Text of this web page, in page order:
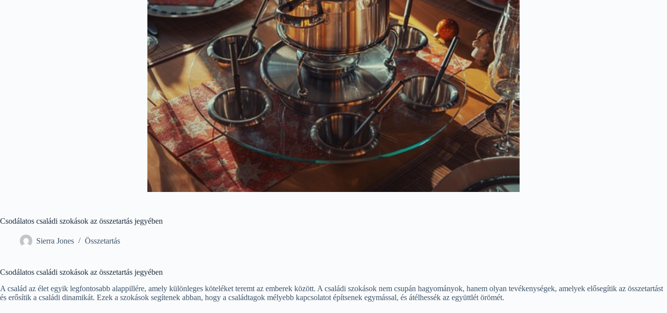
Csodálatos családi szokások az összetartás jegyében
Sierra Jones Összetartás
Csodálatos családi szokások az összetartás jegyében
A család az élet egyik legfontosabb alappillére, amely különleges köteléket teremt az emberek között. A családi szokások nem csupán hagyományok, hanem olyan tevékenységek, amelyek elősegítik az összetartást
és erősítik a családi dinamikát. Ezek a szokások segítenek abban, hogy a családtagok mélyebb kapcsolatot építsenek egymással, és átélhessék az együttlét örömét.